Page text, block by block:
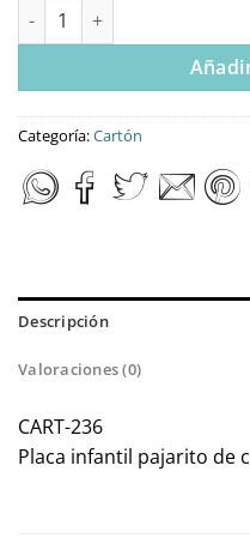
Placa infantil pajarito +
Categoría:Cartón
Descripción
Valoraciones (0)
CART-236
Placa infantil pajarito de